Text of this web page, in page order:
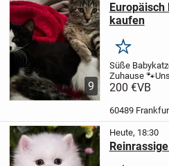
9
kaufen
Merken
Süße
Zuhause 🐾
neues,
200 €VB
60489
Heute, 18:30